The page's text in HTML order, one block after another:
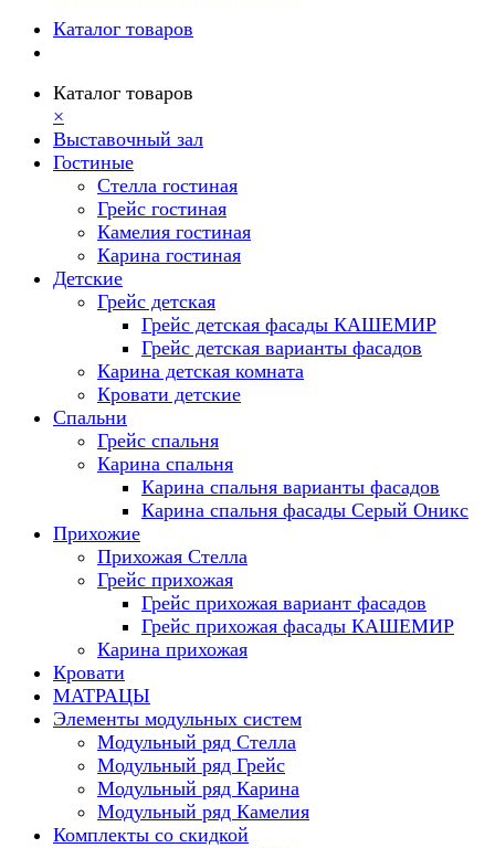
Каталог товаров
Каталог товаров
×
Выставочный зал
Гостиные
Стелла гостиная
Грейс гостиная
Камелия гостиная
Карина гостиная
Детские
Грейс детская
Грейс детская фасады КАШЕМИР
Грейс детская варианты фасадов
Карина детская комната
Кровати детские
Спальни
Грейс спальня
Карина спальня
Карина спальня варианты фасадов
Карина спальня фасады Серый Оникс
Прихожие
Прихожая Стелла
Грейс прихожая
Грейс прихожая вариант фасадов
Грейс прихожая фасады КАШЕМИР
Карина прихожая
Кровати
МАТРАЦЫ
Элементы модульных систем
Модульный ряд Стелла
Модульный ряд Грейс
Модульный ряд Карина
Модульный ряд Камелия
Комплекты со скидкой